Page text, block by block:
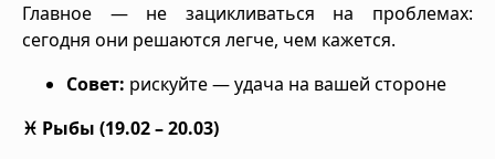
Главное — не зацикливаться на проблемах:
сегодня они решаются легче, чем кажется.
Совет: рискуйте — удача на вашей стороне
♓ Рыбы (19.02 – 20.03)